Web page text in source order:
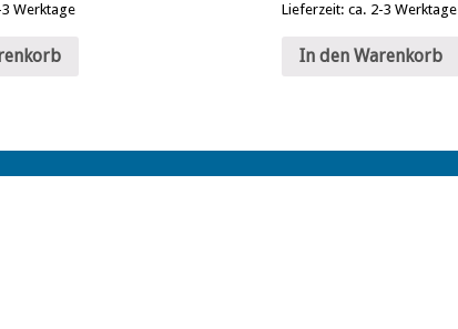
Werktage Lieferzeit: ca. 2-3 Werktage
In den Warenkorb